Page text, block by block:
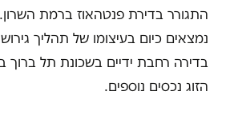
התגורר בדירת פנטהאוז ברמת
נמצאים כיום בעיצומו של תהליך
בדירה רחבת ידיים בשכונת תל ברוך
הזוג נכסים נוספים.